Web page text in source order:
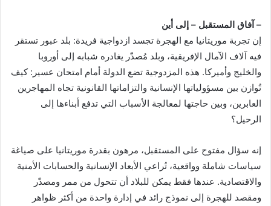
– آفاق المستقبل – إلى أين
إن تجربة موريتانيا مع الهجرة تجسد ازدواجية فريدة: بلد عبور تستقر
فيه آلاف الآمال الإفريقية، وبلد مُصدّر يغادره شبابه إلى أوروبا
والخليج وأميركا. هذه المزدوجية تضع الدولة أمام امتحان عسير: كيف
تُوازن بين مسؤولياتها الإنسانية والتزاماتها القانونية تجاه المهاجرين
العابرين، وبين حاجتها لمعالجة الأسباب التي تدفع أبناءها إلى
الرحيل؟
إنه سؤال مفتوح على المستقبل، مرهون بقدرة موريتانيا على صياغة
سياسات شاملة وواقعية، تُراعي الأبعاد الإنسانية والحسابات الأمنية
والاقتصادية. عندها فقط يمكن للبلاد أن تتحول من ممر ومصدّر
ومقصد للهجرة إلى نموذج رائد في إدارة واحدة من أكثر ظواهر